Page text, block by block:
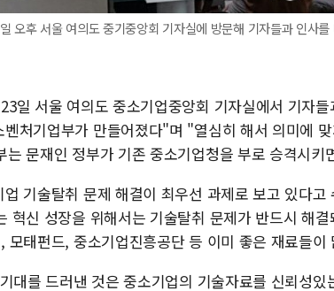
오후 서울 여의도 중기중앙회 기자실에 방문해 기자들과 인사
일 서울 여의도 중소기업중앙회 기자실에서 기자
처기업부가 만들어졌다"며 "열심히 해서 의미에
문재인 정부가 기존 중소기업청을 부로 승격시키
기술탈취 문제 해결이 최우선 과제로 보고 있다고
혁신 성장을 위해서는 기술탈취 문제가 반드시 해
모태펀드, 중소기업진흥공단 등 이미 좋은 재료들
대를 드러낸 것은 중소기업의 기술자료를 신뢰성있